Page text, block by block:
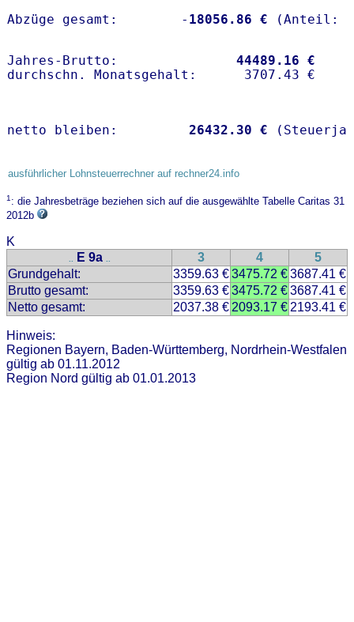
Abzüge gesamt:        - 18056.86 €
Jahres-Brutto: 44489.16 €
netto bleiben: 26432.30 €
ausführlicher Lohnsteuerrechner auf rechner24.info
1: die Jahresbeträge beziehen sich auf die ausgewählte Tabelle Caritas 31
2012b
K
.. E 9a .. 3 4
5
Grundgehalt:
3359.63 €3475.72 €3687.41 €
Brutto gesamt:
3359.63 €3475.72 €3687.41 €
Netto gesamt:
2037.38 € 2093.17 € 2193.41 €
Hinweis:
Regionen Bayern, Baden-Württemberg, Nordrhein-Westfalen
gültig ab 01.11.2012
Region Nord gültig ab 01.01.2013